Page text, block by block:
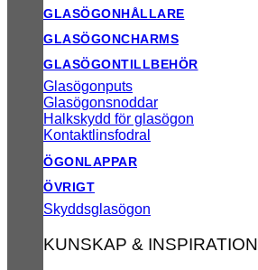
GLASÖGONHÅLLARE
GLASÖGONCHARMS
GLASÖGONTILLBEHÖR
Glasögonputs
Glasögonsnoddar
Halkskydd för glasögon
Kontaktlinsfodral
ÖGONLAPPAR
ÖVRIGT
Skyddsglasögon
KUNSKAP & INSPIRATION